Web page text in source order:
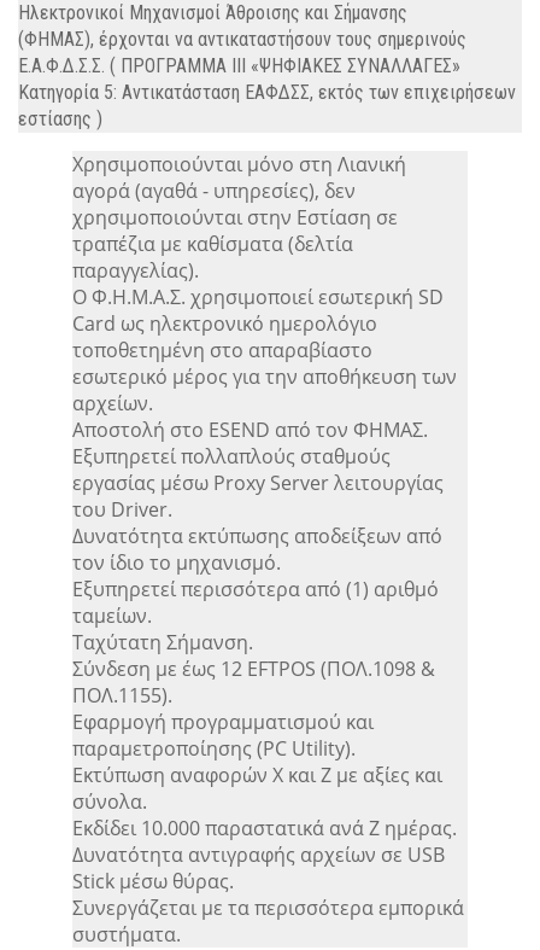
Ηλεκτρονικοί Μηχανισμοί Άθροισης και Σήμανσης
(ΦΗΜΑΣ), έρχονται να αντικαταστήσουν τους σημερινούς
Ε.Α.Φ.Δ.Σ.Σ. ( ΠΡΟΓΡΑΜΜΑ ΙΙΙ «ΨΗΦΙΑΚΕΣ ΣΥΝΑΛΛΑΓΕΣ»
Κατηγορία 5: Αντικατάσταση ΕΑΦΔΣΣ, εκτός των επιχειρήσεων
εστίασης )
Χρησιμοποιούνται μόνο στη Λιανική
αγορά (αγαθά - υπηρεσίες), δεν
χρησιμοποιούνται στην Εστίαση σε
τραπέζια με καθίσματα (δελτία
παραγγελίας).
Ο Φ.Η.Μ.Α.Σ. χρησιμοποιεί εσωτερική SD
Card ως ηλεκτρονικό ημερολόγιο
τοποθετημένη στο απαραβίαστο
εσωτερικό μέρος για την αποθήκευση των
αρχείων.
Αποστολή στο ESEND από τον ΦΗΜΑΣ.
Εξυπηρετεί πολλαπλούς σταθμούς
εργασίας μέσω Proxy Server λειτουργίας
του Driver.
Δυνατότητα εκτύπωσης αποδείξεων από
τον ίδιο το μηχανισμό.
Εξυπηρετεί περισσότερα από (1) αριθμό
ταμείων.
Ταχύτατη Σήμανση.
Σύνδεση με έως 12 EFTPOS (ΠΟΛ.1098 &
ΠΟΛ.1155).
Εφαρμογή προγραμματισμού και
παραμετροποίησης (PC Utility).
Εκτύπωση αναφορών Χ και Ζ με αξίες και
σύνολα.
Εκδίδει 10.000 παραστατικά ανά Z ημέρας.
Δυνατότητα αντιγραφής αρχείων σε USB
Stick μέσω θύρας.
Συνεργάζεται με τα περισσότερα εμπορικά
συστήματα.